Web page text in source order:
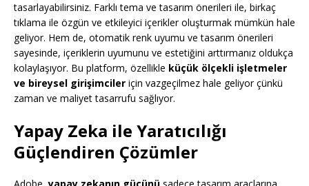
tasarlayabilirsiniz. Farklı tema ve tasarım önerileri ile, birkaç
tıklama ile özgün ve etkileyici içerikler oluşturmak mümkün hale
geliyor. Hem de, otomatik renk uyumu ve tasarım önerileri
sayesinde, içeriklerin uyumunu ve estetiğini arttırmanız oldukça
kolaylaşıyor. Bu platform, özellikle küçük ölçekli işletmeler
ve bireysel girişimciler için vazgeçilmez hale geliyor çünkü
zaman ve maliyet tasarrufu sağlıyor.
Yapay Zeka ile Yaratıcılığı
Güçlendiren Çözümler